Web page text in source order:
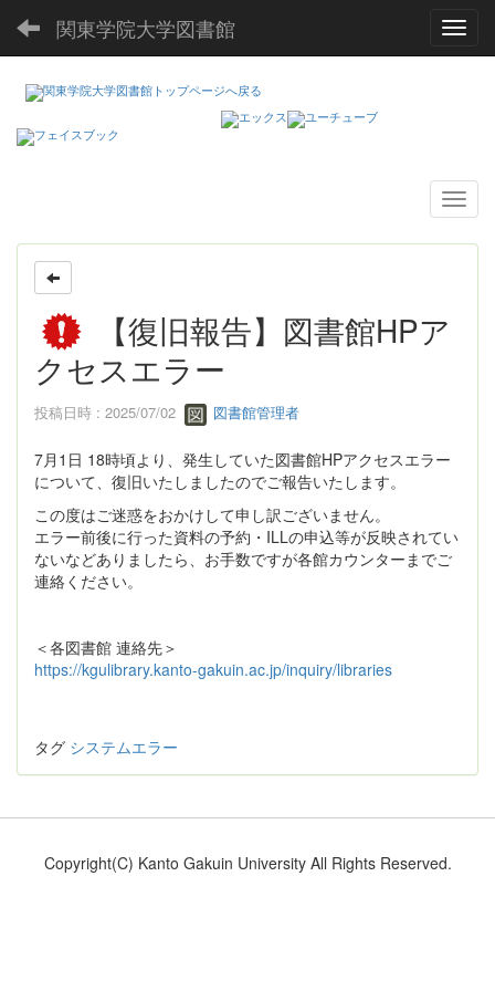
関東学院大学図書館
【復旧報告】図書館HPア
クセスエラー
投稿日時 : 2025/07/02 図書館管理者
7月1日 18時頃より、発生していた図書館HPアクセスエラー
について、復旧いたしましたのでご報告いたします。
この度はご迷惑をおかけして申し訳ございません。
エラー前後に行った資料の予約・ILLの申込等が反映されてい
ないなどありましたら、お手数ですが各館カウンターまでご
連絡ください。
＜各図書館 連絡先＞
https://kgulibrary.kanto-gakuin.ac.jp/inquiry/libraries
タグ システムエラー
Copyright(C) Kanto Gakuin University All Rights Reserved.